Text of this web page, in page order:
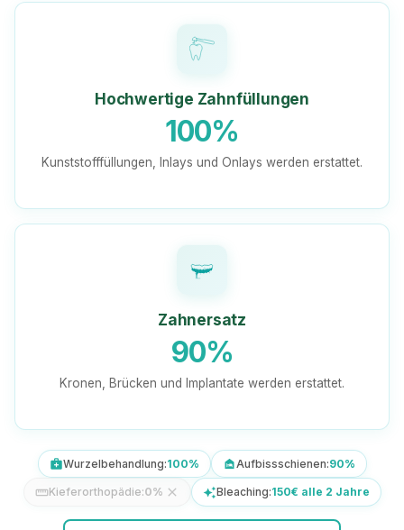
Hochwertige Zahnfüllungen
100%
Kunststofffüllungen, Inlays und Onlays werden erstattet.
Zahnersatz
90%
Kronen, Brücken und Implantate werden erstattet.
medical_servicesWurzelbehandlung:100% night_shelterAufbissschienen:90%
straightenKieferorthopädie:0% close auto_awesomeBleaching:150€ alle 2 Jahre